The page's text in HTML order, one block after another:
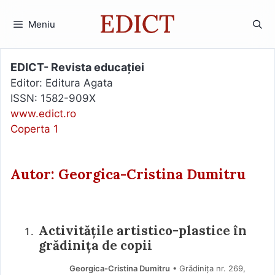
Meniu
EDICT- Revista educației
Editor: Editura Agata
ISSN: 1582-909X
www.edict.ro
Coperta 1
Autor: Georgica-Cristina Dumitru
Activitățile artistico-plastice în
grădinița de copii
Georgica-Cristina Dumitru • Grǎdinița nr. 269,